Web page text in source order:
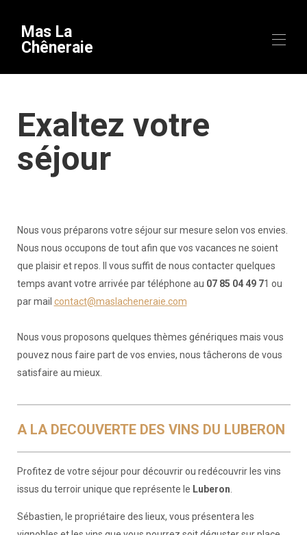
Mas La Chêneraie
Exaltez votre
séjour
Nous vous préparons votre séjour sur mesure selon vos envies.
Nous nous occupons de tout afin que vos vacances ne soient
que plaisir et repos. Il vous suffit de nous contacter quelques
temps avant votre arrivée par téléphone au 07 85 04 49 71 ou
par mail
contact@maslacheneraie.com
Nous vous proposons quelques thèmes génériques mais vous
pouvez nous faire part de vos envies, nous tâcherons de vous
satisfaire au mieux.
A LA DECOUVERTE DES VINS DU LUBERON
Profitez de votre séjour pour découvrir ou redécouvrir les vins
issus du terroir unique que représente le Luberon
Sébastien, le propriétaire des lieux, vous présentera les
vignobles et les vins que vous pourrez soit déguster sur place